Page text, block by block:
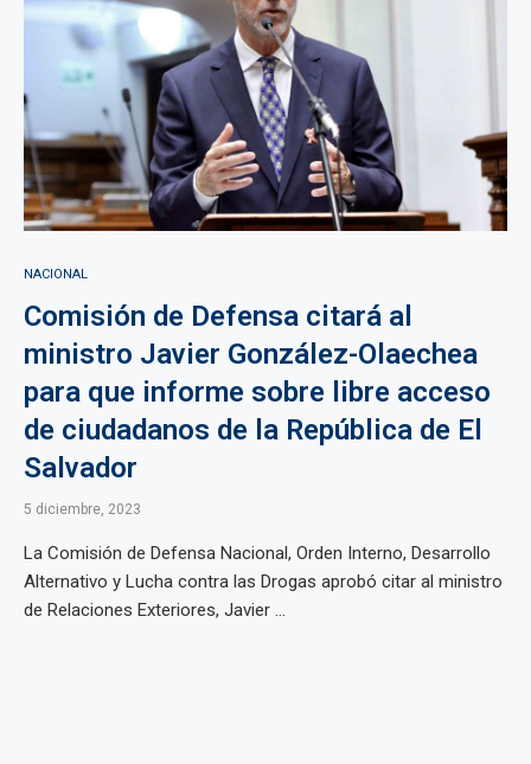
NACIONAL
Comisión de Defensa citará al
ministro Javier González-Olaechea
para que informe sobre libre acceso
de ciudadanos de la República de El
Salvador
5 diciembre, 2023
La Comisión de Defensa Nacional, Orden Interno, Desarrollo
Alternativo y Lucha contra las Drogas aprobó citar al ministro
de Relaciones Exteriores, Javier ...